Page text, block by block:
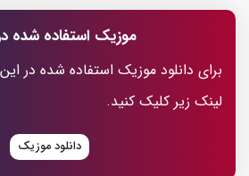
موزیک استفاده شده
برای دانلود موزیک استفاده شده در
لینک زیر کلیک کنید.
دانلود موزیک